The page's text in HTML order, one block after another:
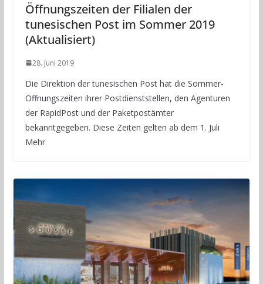
Öffnungszeiten der Filialen der
tunesischen Post im Sommer 2019
(Aktualisiert)
28. Juni 2019
Die Direktion der tunesischen Post hat die Sommer-
Öffnungszeiten ihrer Postdienststellen, den Agenturen
der RapidPost und der Paketpostämter
bekanntgegeben. Diese Zeiten gelten ab dem 1. Juli
Mehr